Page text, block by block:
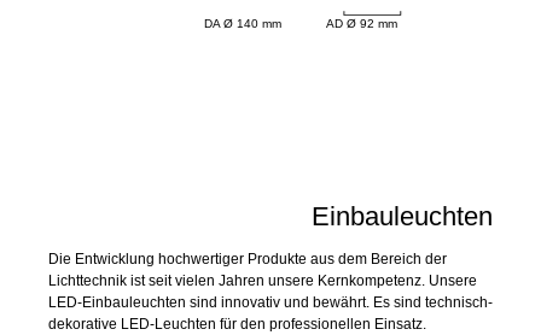
DA Ø 140 mm AD Ø 92 mm
Einbauleuchten
Die Entwicklung hochwertiger Produkte aus dem Bereich der
Lichttechnik ist seit vielen Jahren unsere Kernkompetenz. Unsere
LED-Einbauleuchten sind innovativ und bewährt. Es sind technisch-
dekorative LED-Leuchten für den professionellen Einsatz.